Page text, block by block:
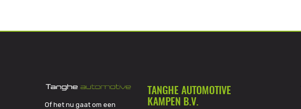
Of het nu gaat om een
TANGHE AUTOMOTIVE
KAMPEN B.V.